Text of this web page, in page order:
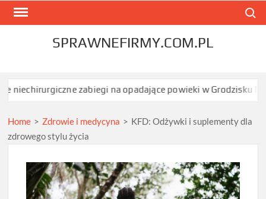
Skip
SPRAWNEFIRMY.COM.PL
zabiegi na opadające powieki w Grodzisku
Home > Zdrowie i medycyna > KFD: Odżywki i suplementy dla
zdrowego stylu życia